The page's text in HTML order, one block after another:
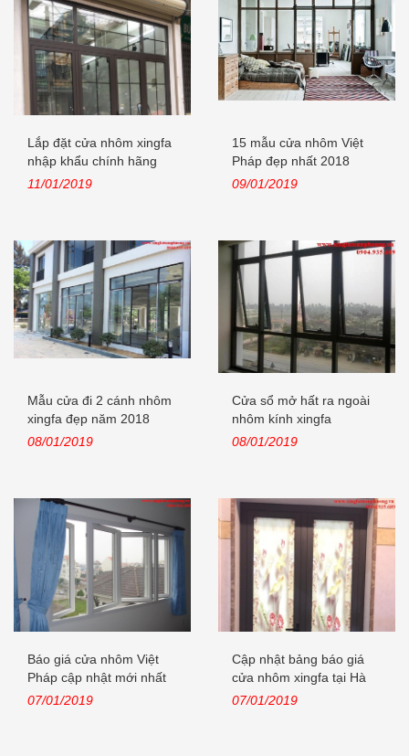
Lắp đặt cửa nhôm xingfa
nhập khẩu chính hãng
tại...
11/01/2019
15 mẫu cửa nhôm Việt
Pháp đẹp nhất 2018
09/01/2019
Mẫu cửa đi 2 cánh nhôm
xingfa đẹp năm 2018
08/01/2019
Cửa sổ mở hất ra ngoài
nhôm kính xingfa
08/01/2019
Báo giá cửa nhôm Việt
Pháp cập nhật mới nhất
năm 2019
07/01/2019
Cập nhật bảng báo giá
cửa nhôm xingfa tại Hà
Nội năm...
07/01/2019